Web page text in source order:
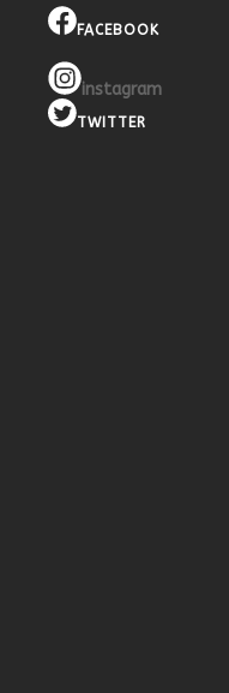
FACEBOOK
instagram
TWITTER